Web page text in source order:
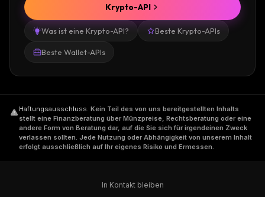
Was ist eine Krypto-API? Beste Krypto-APIs
Beste Wallet-APIs
Krypto-API
Haftungsausschluss. Kein Teil des von uns bereitgestellten Inhalts
stellt eine Finanzberatung über Münzpreise, Rechtsberatung oder eine
andere Form von Beratung dar, auf die Sie sich für irgendeinen Zweck
verlassen sollten. Jede Nutzung oder Abhängigkeit von unserem Inhalt
erfolgt ausschließlich auf Ihr eigenes Risiko und Ermessen.
In Kontakt bleiben